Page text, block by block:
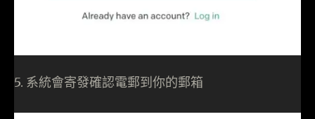
5. 系統會寄發確認電郵到你的郵箱